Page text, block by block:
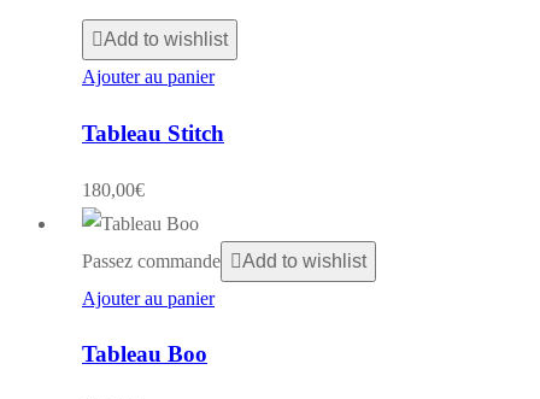
Add to wishlist
Ajouter au panier
Tableau Stitch
180,00€
Passez commande
Add to wishlist
Ajouter au panier
Tableau Boo